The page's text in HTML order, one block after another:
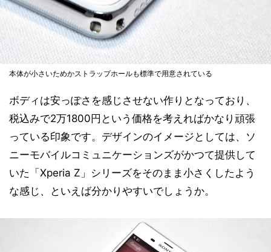
本体が小さいためかストラップホールも標準で用意されている
ボディは安っぽさを感じさせない作りとなっており、
税込みで2万1800円という価格を考えればかなり頑張
っている印象です。デザインのイメージとしては、ソ
ニーモバイルコミュニケーションズがかつて提供して
いた「Xperia Z」シリーズをそのまま小さくしたよう
な感じ、といえば分かりやすいでしょうか。